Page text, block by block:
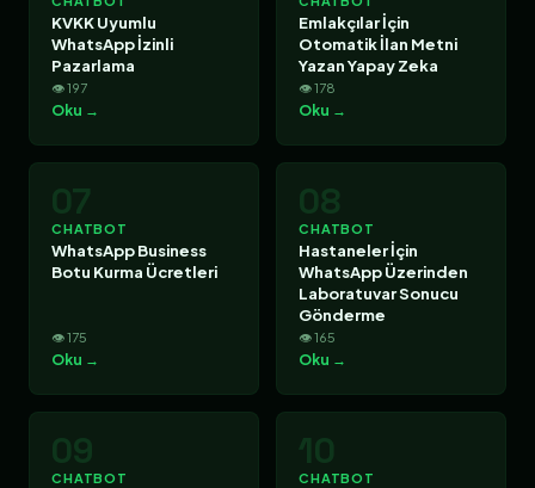
KVKK Uyumlu
WhatsApp İzinli
Pazarlama
👁 197
Oku →
Emlakçılar İçin
Otomatik İlan Metni
Yazan Yapay Zeka
👁 178
Oku →
07
CHATBOT
WhatsApp Business
Botu Kurma Ücretleri
👁 175
Oku →
08
CHATBOT
Hastaneler İçin
WhatsApp Üzerinden
Laboratuvar Sonucu
Gönderme
👁 165
Oku →
09
CHATBOT
10
CHATBOT